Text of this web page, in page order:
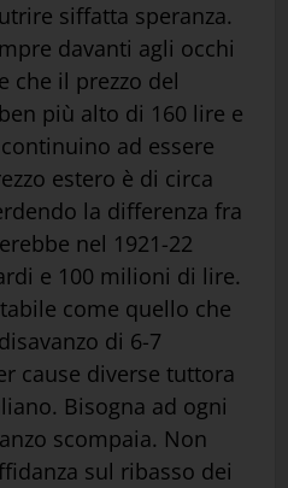
siffatta speranza.
davanti agli occhi
che il prezzo del
più alto di 160 lire e
ad essere
estero è di circa
la differenza fra
nel 1921-22
e 100 milioni di lire.
come quello che
di 6-7
cause diverse tuttora
Bisogna ad ogni
scompaia. Non
sul ribasso dei